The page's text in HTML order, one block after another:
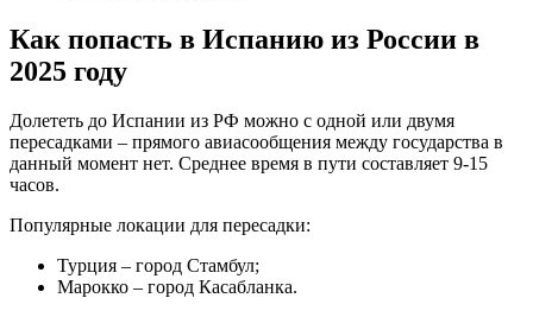
Как попасть в Испанию из России в
2025 году
Долететь до Испании из РФ можно с одной или двумя
пересадками – прямого авиасообщения между государства в
данный момент нет. Среднее время в пути составляет 9-15
часов.
Популярные локации для пересадки:
Турция – город Стамбул;
Марокко – город Касабланка.